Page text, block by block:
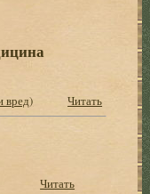
вред) Читать
Читать